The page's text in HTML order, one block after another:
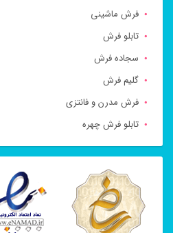
فرش ماشینی
تابلو فرش
سجاده فرش
گلیم فرش
فرش مدرن و فانتزی
تابلو فرش چهره